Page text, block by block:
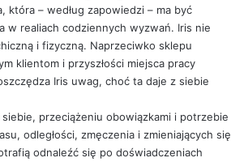
która – według zapowiedzi – ma być
w realiach codziennych wyzwań. Iris nie
i fizyczną. Naprzeciwko sklepu
klientom i przyszłości miejsca pracy
Iris uwag, choć ta daje z siebie
przeciążeniu obowiązkami i potrzebie
odległości, zmęczenia i zmieniających się
odnaleźć się po doświadczeniach